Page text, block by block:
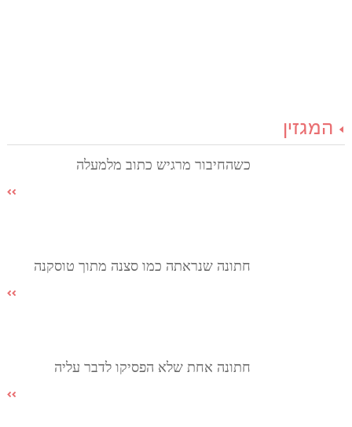
המגזין
כשהחיבור מרגיש כתוב מלמעלה
חתונה שנראתה כמו סצנה מתוך טוסקנה
חתונה אחת שלא הפסיקו לדבר עליה